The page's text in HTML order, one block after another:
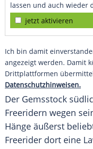
lassen und auch wieder
jetzt aktivieren
Ich bin damit
angezeigt werden. Damit
Drittplattformen
Datenschutzhinweisen.
Der Gemsstock
Freeridern wegen
Hänge äußerst
Freerider dort eine